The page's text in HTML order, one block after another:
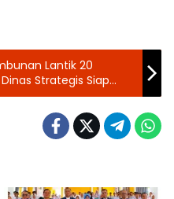
Lantik 20
Strategis Siap